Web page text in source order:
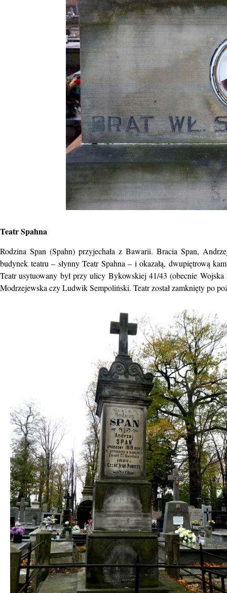
Teatr Spahna
Rodzina Span (Spahn) przyjechała z Bawarii. Bracia Span,
budynek teatru – słynny Teatr Spahna – i okazałą, dwupiętrową
Teatr usytuowany był przy ulicy Bykowskiej 41/43 (obecnie
Modrzejewska czy Ludwik Sempoliński. Teatr został zamknięty po